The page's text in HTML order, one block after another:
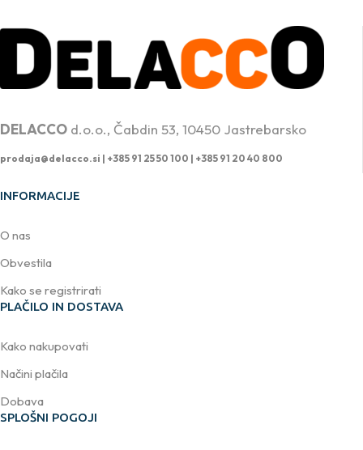
DELACCO d.o.o., Čabdin 53, 10450 Jastrebarsko
prodaja@delacco.si | +385 91 25 50 100 | +385 91 20 40 800
INFORMACIJE
O nas
Obvestila
Kako se registrirati
PLAČILO IN DOSTAVA
Kako nakupovati
Načini plačila
Dobava
SPLOŠNI POGOJI